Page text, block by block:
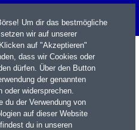
Um dir das bestmögliche
wir auf unserer
auf "Akzeptieren"
dass wir Cookies oder
dürfen. Über den Button
der genannten
oder widersprechen.
du der Verwendung von
auf dieser Website
du in unseren